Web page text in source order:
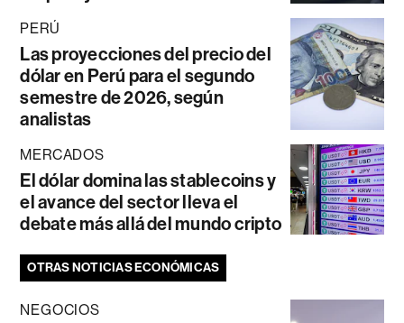
PERÚ
Las proyecciones del precio del
dólar en Perú para el segundo
semestre de 2026, según
analistas
MERCADOS
El dólar domina las stablecoins y
el avance del sector lleva el
debate más allá del mundo cripto
OTRAS NOTICIAS ECONÓMICAS
NEGOCIOS